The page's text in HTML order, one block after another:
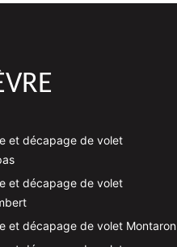
et décapage de volet
et décapage de volet
et décapage de volet Montaron